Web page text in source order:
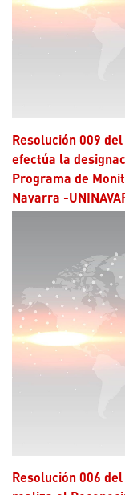
Resolución 009 del 17 de julio de 2026 – “Por la cual se
efectúa la
Programa de
Navarra -
Resolución 006 del 17 de julio de 2026 – “Por la cual se